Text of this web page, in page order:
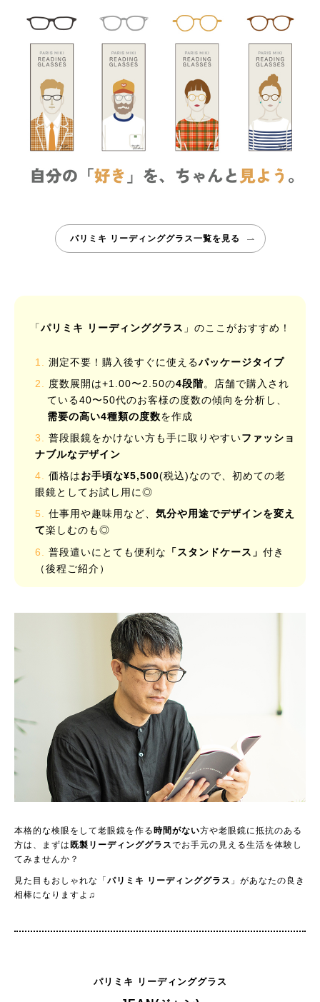
パリミキ リーディンググラス一覧を見る
「パリミキ リーディンググラス 」のここがおすすめ！
測定不要！購入後すぐに使えるパッケージタイプ
度数展開は+1.00〜2.50の4段階。店舗で購入され
ている40〜50代のお客様の度数の傾向を分析し、
需要の高い4種類の度数を作成
普段眼鏡をかけない方も手に取りやすいファッショ
ナブルなデザイン
価格はお手頃な¥5,500(税込)なので、初めての老
眼鏡としてお試し用に◎
仕事用や趣味用など、 気分や用途でデザインを変え
て楽しむのも◎
普段遣いにとても便利な
「スタンドケース」 付き
（後程ご紹介）
本格的な検眼をして老眼鏡を作る時間がない方や老眼鏡に抵抗のある
方は、まずは 既製リーディンググラスでお手元の見える生活を体験し
てみませんか？
見た目もおしゃれな「 パリミキ リーディンググラス 」があなたの良き
相棒になりますよ♫
パリミキ リーディンググラス